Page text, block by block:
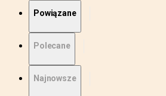
Powiązane
Polecane
Najnowsze